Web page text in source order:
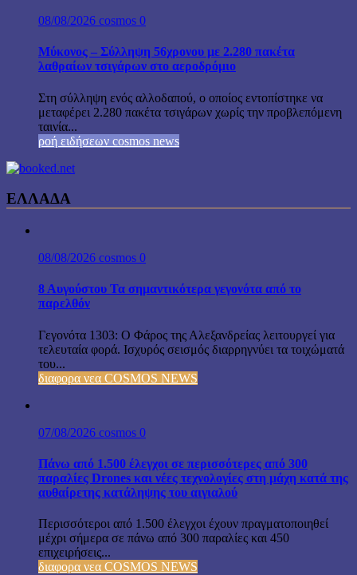
08/08/2026 cosmos 0
Μύκονος – Σύλληψη 56χρονου με 2.280 πακέτα
λαθραίων τσιγάρων στο αεροδρόμιο
Στη σύλληψη ενός αλλοδαπού, ο οποίος εντοπίστηκε να
μεταφέρει 2.280 πακέτα τσιγάρων χωρίς την προβλεπόμενη
ταινία...
ροή ειδήσεων cosmos news
ΕΛΛΑΔΑ
08/08/2026 cosmos 0
8 Αυγούστου Τα σημαντικότερα γεγονότα από το
παρελθόν
Γεγονότα 1303: Ο Φάρος της Αλεξανδρείας λειτουργεί για
τελευταία φορά. Ισχυρός σεισμός διαρρηγνύει τα τοιχώματά
του...
διαφορα νεα COSMOS NEWS
07/08/2026 cosmos 0
Πάνω από 1.500 έλεγχοι σε περισσότερες από 300
παραλίες Drones και νέες τεχνολογίες στη μάχη κατά της
αυθαίρετης κατάληψης του αιγιαλού
Περισσότεροι από 1.500 έλεγχοι έχουν πραγματοποιηθεί
μέχρι σήμερα σε πάνω από 300 παραλίες και 450
επιχειρήσεις...
διαφορα νεα COSMOS NEWS